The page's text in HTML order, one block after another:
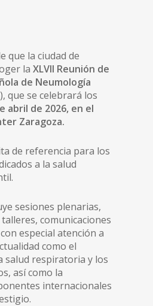
que la ciudad de
laXLVII Reunión de
de Neumología
), que se celebrará los
abril de 2026, en el
Zaragoza.
de referencia para los
a la salud
sesiones plenarias,
comunicaciones
especial atención a
como el
salud respiratoria y los
así como la
internacionales